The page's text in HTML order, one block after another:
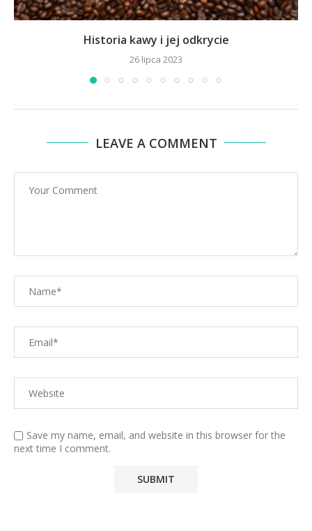
Historia kawy i jej odkrycie
26 lipca 2023
LEAVE A COMMENT
Save my name, email, and website in this browser for the
next time I comment.